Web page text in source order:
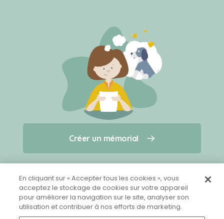
Créer un mémorial
Qui sommes-nous ?
Nous contacter
Partager sur Facebook
Créer un mémorial
En cliquant sur « Accepter tous les cookies », vous
acceptez le stockage de cookies sur votre appareil
pour améliorer la navigation sur le site, analyser son
utilisation et contribuer à nos efforts de marketing.